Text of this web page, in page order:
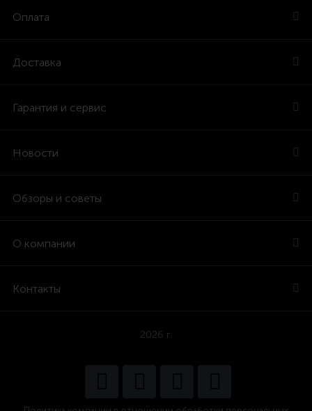
Оплата
Доставка
Гарантия и сервис
Новости
Обзоры и советы
О компании
Контакты
2026 г.